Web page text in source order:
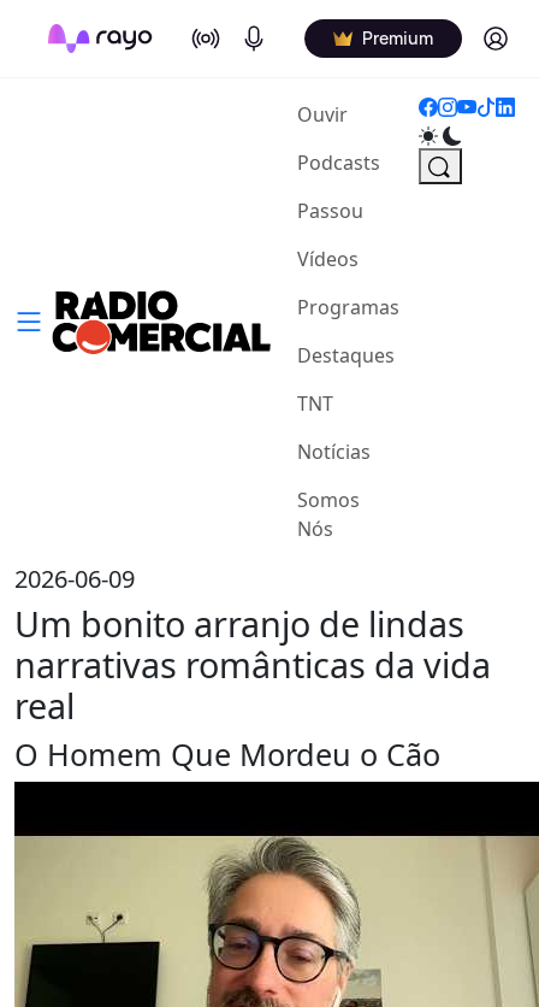
On Air Podcasts Premium Log in
Ouvir(current)
Podcasts
Passou
Vídeos
Programas
Destaques
TNT
Notícias
Somos
Nós
2026-06-09
Um bonito arranjo de lindas
narrativas românticas da vida
real
O Homem Que Mordeu o Cão